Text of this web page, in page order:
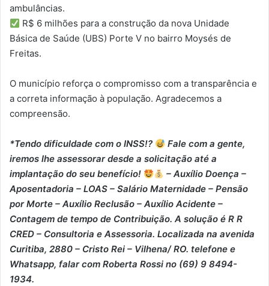
ambulâncias.
R$ 6 milhões para a construção da nova Unidade
Básica de Saúde (UBS) Porte V no bairro Moysés de
Freitas.
O município reforça o compromisso com a transparência e
a correta informação à população. Agradecemos a
compreensão.
*Tendo dificuldade com o INSS!?
Fale com a gente,
iremos lhe assessorar desde a solicitação até a
implantação do seu benefício!
– Auxílio Doença –
⁠Aposentadoria – ⁠LOAS – ⁠Salário Maternidade – ⁠Pensão
por Morte – ⁠Auxílio Reclusão – ⁠Auxílio Acidente –
⁠Contagem de tempo de Contribuição. A solução é R R
CRED – Consultoria e Assessoria. Localizada na avenida
Curitiba, 2880 – Cristo Rei – Vilhena/ RO. telefone e
Whatsapp, falar com Roberta Rossi no (69) 9 8494-
1934.